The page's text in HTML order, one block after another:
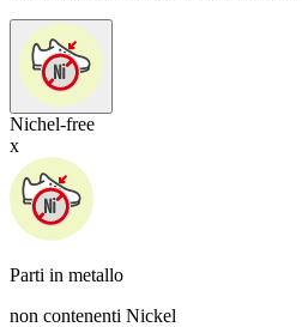
Nichel-free
x
Parti in metallo
non contenenti Nickel